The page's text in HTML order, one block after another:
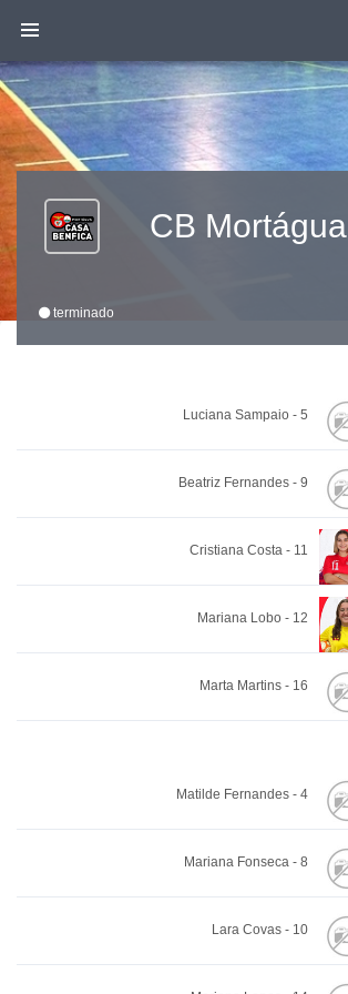
CB Mortágua
terminado
Luciana Sampaio - 5
Beatriz Fernandes - 9
Cristiana Costa - 11
Mariana Lobo - 12
Marta Martins - 16
Matilde Fernandes - 4
Mariana Fonseca - 8
Lara Covas - 10